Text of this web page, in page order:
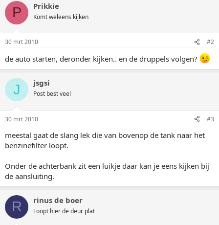
P Prikkie
Komt weleens kijken
30 mrt 2010 #2
de auto starten, deronder kijken.. en de druppels volgen?
J jsgsi
Post best veel
30 mrt 2010 #3
meestal gaat de slang lek die van bovenop de tank naar het
benzinefilter loopt.
Onder de achterbank zit een luikje daar kan je eens kijken bij
de aansluiting.
R rinus de boer
Loopt hier de deur plat